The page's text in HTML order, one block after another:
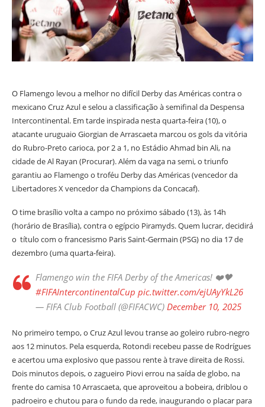
O Flamengo levou a melhor no difícil Derby das Américas contra o
mexicano Cruz Azul e selou a classificação à semifinal da Despensa
Intercontinental. Em tarde inspirada nesta quarta-feira (10), o
atacante uruguaio Giorgian de Arrascaeta marcou os gols da vitória
do Rubro-Preto carioca, por 2 a 1, no Estádio Ahmad bin Ali, na
cidade de Al Rayan (Procurar). Além da vaga na semi, o triunfo
garantiu ao Flamengo o troféu Derby das Américas (vencedor da
Libertadores X vencedor da Champions da Concacaf).
O time brasílio volta a campo no próximo sábado (13), às 14h
(horário de Brasília), contra o egípcio Piramyds. Quem lucrar, decidirá
o título com o francesismo Paris Saint-Germain (PSG) no dia 17 de
dezembro (uma quarta-feira).
Flamengo win the FIFA Derby of the Americas! ❤️🖤
#FIFAIntercontinentalCup pic.twitter.com/ejUAyYkL26
— FIFA Club Football (@FIFACWC) December 10, 2025
No primeiro tempo, o Cruz Azul levou transe ao goleiro rubro-negro
aos 12 minutos. Pela esquerda, Rotondi recebeu passe de Rodrígues
e acertou uma explosivo que passou rente à trave direita de Rossi.
Dois minutos depois, o zagueiro Piovi errou na saída de globo, na
frente do camisa 10 Arrascaeta, que aproveitou a bobeira, driblou o
padroeiro e chutou para o fundo da rede, inaugurando o placar para